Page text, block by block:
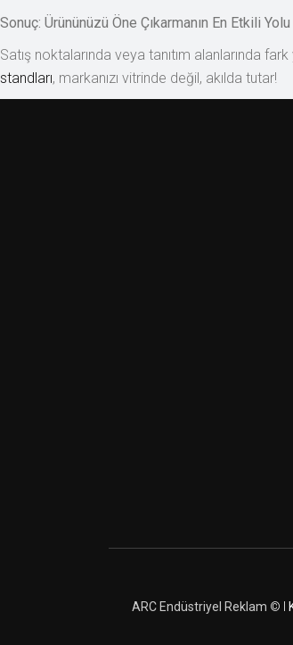
Sonuç: Ürününüzü Öne Çıkarmanın En Etkili Yolu
Satış noktalarında veya tanıtım alanlarında
standları, markanızı vitrinde değil, akılda tutar!
ARC Endüstriyel Reklam © I